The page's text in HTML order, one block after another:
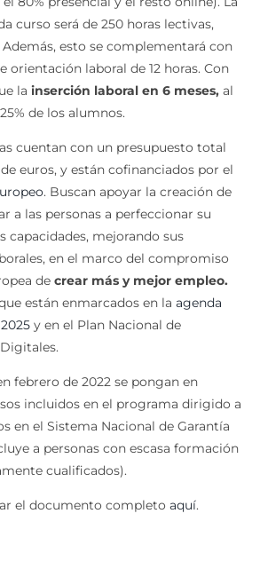
curso será de 250 horas lectivas,
esto se complementará con
orientación laboral de 12 horas. Con
la inserción laboral en 6 meses, al
de los alumnos.
cuentan con un presupuesto total
euros, y están cofinanciados por el
. Buscan apoyar la creación de
a las personas a perfeccionar su
capacidades, mejorando sus
en el marco del compromiso
de crear más y mejor empleo.
están enmarcados en la agenda
y en el Plan Nacional de
febrero de 2022 se pongan en
incluidos en el programa dirigido a
en el Sistema Nacional de Garantía
a personas con escasa formación
cualificados).
el documento completo aquí.